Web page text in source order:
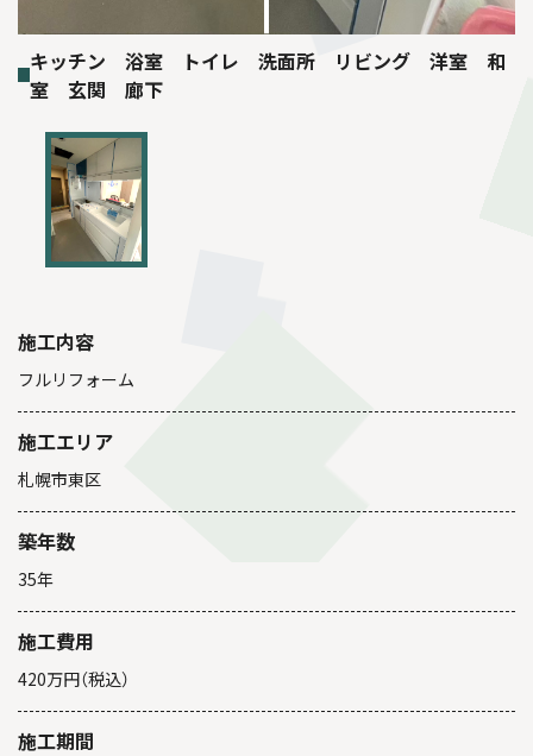
キッチン 浴室 トイレ 洗面所 リビング 洋室 和
室 玄関 廊下
施工内容
フルリフォーム
施工エリア
札幌市東区
築年数
35年
施工費用
420万円（税込）
施工期間